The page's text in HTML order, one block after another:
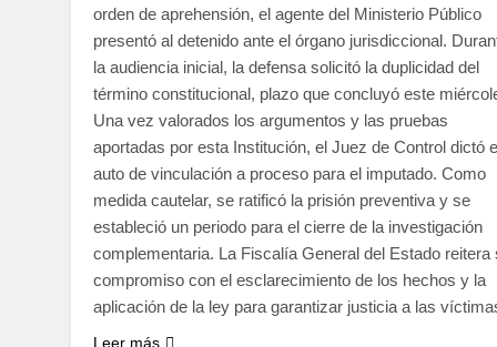
orden de aprehensión, el agente del Ministerio Público
presentó al detenido ante el órgano jurisdiccional.
la audiencia inicial, la defensa solicitó la duplicidad del
término constitucional, plazo que concluyó este
Una vez valorados los argumentos y las pruebas
aportadas por esta Institución, el Juez de Control dictó
auto de vinculación a proceso para el imputado. Como
medida cautelar, se ratificó la prisión preventiva y se
estableció un periodo para el cierre de la investigación
complementaria. La Fiscalía General del Estado reitera
compromiso con el esclarecimiento de los hechos y la
aplicación de la ley para garantizar justicia a las
Leer más